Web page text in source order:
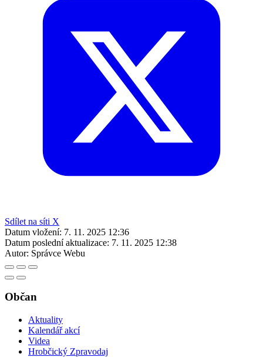
Sdílet na síti X
Datum vložení: 7. 11. 2025 12:36
Datum poslední aktualizace: 7. 11. 2025 12:38
Autor: Správce Webu
Občan
Aktuality
Kalendář akcí
Videa
Hrobčický Zpravodaj